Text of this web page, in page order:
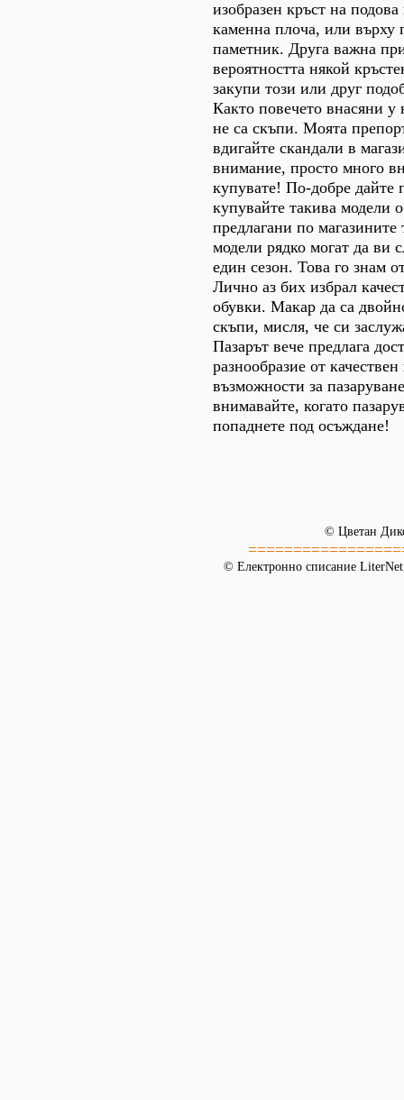
изобразен кръст на
каменна плоча, или върху
паметник. Друга важна
вероятността някой
закупи този или друг
Както повечето внасяни у
не са скъпи. Моята
вдигайте скандали в
внимание, просто много
купувате! По-добре дайте
купувайте такива модели
предлагани по
модели рядко могат да ви
един сезон. Това го знам
Лично аз бих избрал
обувки. Макар да са
скъпи, мисля, че си
Пазарът вече предлага
разнообразие от
възможности за
внимавайте, когато
попаднете под осъждане!
© Цветан
© Електронно списание